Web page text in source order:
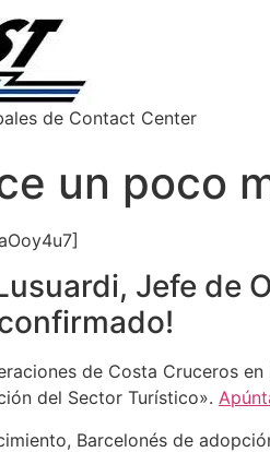
de Contact Center
un poco
Jefe de
de Costa Cruceros en
del Sector Turístico».
Barcelonés de